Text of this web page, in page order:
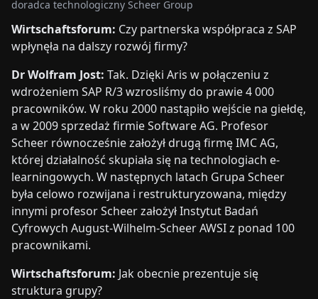
doradca technologiczny Scheer Group
Wirtschaftsforum: Czy partnerska współpraca z SAP
wpłynęła na dalszy rozwój firmy?
Dr Wolfram Jost: Tak. Dzięki Aris w połączeniu z
wdrożeniem SAP R/3 wzrosliśmy do prawie 4 000
pracowników. W roku 2000 nastąpiło wejście na giełdę,
a w 2009 sprzedaż firmie Software AG. Profesor
Scheer równocześnie założył drugą firmę IMC AG,
której działalność skupiała się na technologiach e-
learningowych. W następnych latach Grupa Scheer
była celowo rozwijana i restrukturyzowana, między
innymi profesor Scheer założył Instytut Badań
Cyfrowych August-Wilhelm-Scheer AWSI z ponad 100
pracownikami.
Wirtschaftsforum: Jak obecnie prezentuje się
struktura grupy?